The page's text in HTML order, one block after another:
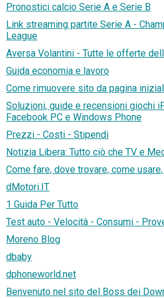
Pronostici calcio Serie A e Serie B
Link streaming partite Serie A -
League
Aversa Volantini - Tutte le offerte
Guida economia e lavoro
Come rimuovere sito da pagina
Soluzioni, guide e recensioni giochi
Facebook PC e Windows Phone
Prezzi - Costi - Stipendi
Notizia Libera: Tutto ciò che TV e
Come fare, dove trovare, come
dMotori.IT
1 Guida Per Tutto
Test auto - Velocità - Consumi -
Moreno Blog
dbaby
dphoneworld.net
Benvenuto nel sito del Boss dei